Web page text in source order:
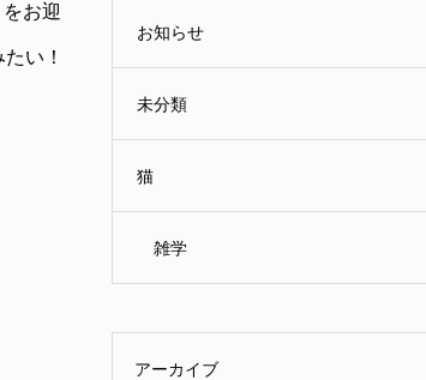
お迎
い！
お知らせ
未分類
猫
雑学
アーカイブ